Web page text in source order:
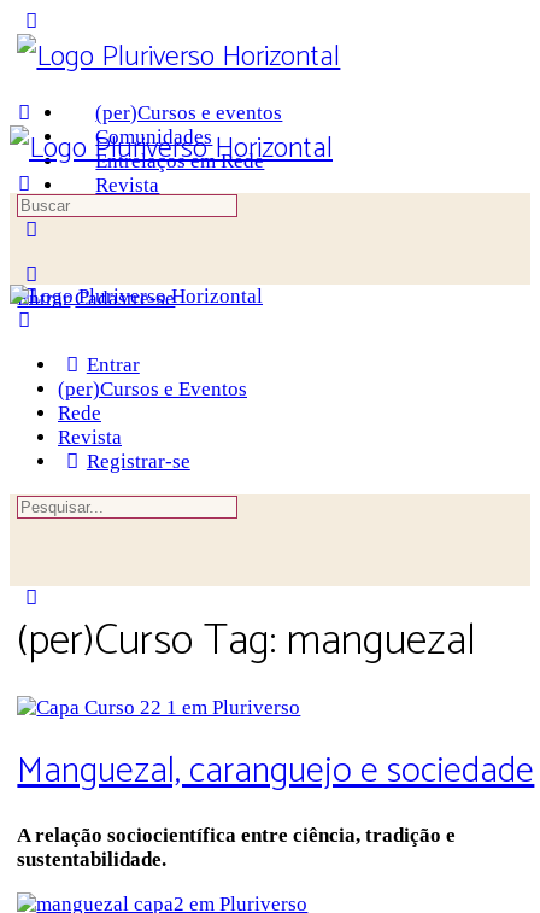
Panel
(per)Cursos e eventos
Comunidades
Entrelaços em Rede
Revista
Entrar Cadastre-se
Procurar
por:
Entrar
(per)Cursos e Eventos
Rede
Revista
Registrar-se
Procurar
search
(per)Curso Tag: manguezal
Manguezal, caranguejo e sociedade
A relação sociocientífica entre ciência, tradição e
sustentabilidade.